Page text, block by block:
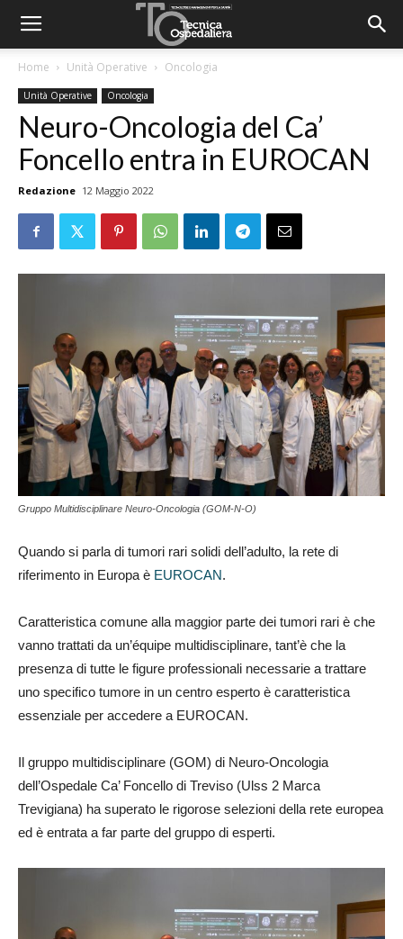
Home Unità Operative Oncologia
Unità Operative Oncologia
Neuro-Oncologia del Ca’
Foncello entra in EUROCAN
Redazione 12 Maggio 2022
Gruppo Multidisciplinare Neuro-Oncologia (GOM-N-O)
Quando si parla di tumori rari solidi dell’adulto, la rete di
riferimento in Europa è EUROCAN.
Caratteristica comune alla maggior parte dei tumori rari è che
vanno trattati da un’équipe multidisciplinare, tant’è che la
presenza di tutte le figure professionali necessarie a trattare
uno specifico tumore in un centro esperto è caratteristica
essenziale per accedere a EUROCAN.
Il gruppo multidisciplinare (GOM) di Neuro-Oncologia
dell’Ospedale Ca’ Foncello di Treviso (Ulss 2 Marca
Trevigiana) ha superato le rigorose selezioni della rete europea
ed è entrata a far parte del gruppo di esperti.